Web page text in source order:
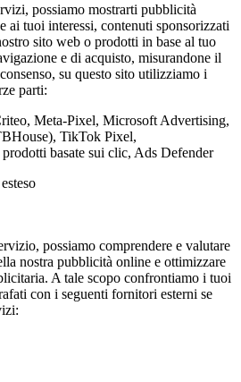
possiamo mostrarti pubblicità
ai tuoi interessi, contenuti sponsorizzati
sito web o prodotti in base al tuo
e di acquisto, misurandone il
su questo sito utilizziamo i
parti:
Meta-Pixel, Microsoft Advertising,
TikTok Pixel,
basate sui clic, Ads Defender
possiamo comprendere e valutare
nostra pubblicità online e ottimizzare
A tale scopo confrontiamo i tuoi
con i seguenti fornitori esterni se